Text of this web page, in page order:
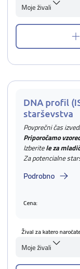
Moje živali
DNA profil
starševstva
Povprečni čas
Priporočamo
Izberitele za
Za potencialne
Podrobno
Cena:
Žival za katero
Moje živali